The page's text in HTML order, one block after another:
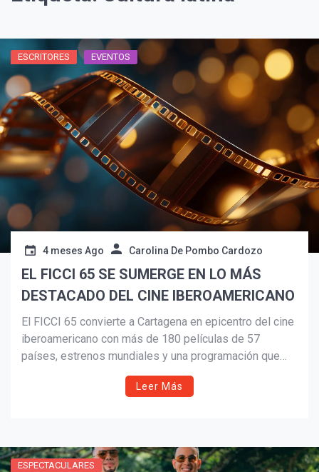
ESCRITORES EVENTOS
4 meses Ago Carolina De Pombo Cardozo
EL FICCI 65 SE SUMERGE EN LO MÁS
DESTACADO DEL CINE IBEROAMERICANO
El FICCI 65 convierte a Cartagena en epicentro del cine
iberoamericano con más de 180 películas de 57
países, estrenos mundiales y una programación que
celebra la diversidad, la memoria y la innovación. El
festival reafirma su legado como una de las
Leer Más
ESPECTACULARES